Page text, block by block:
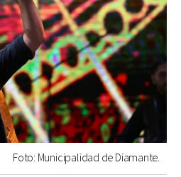
Foto: Municipalidad de Diamante.